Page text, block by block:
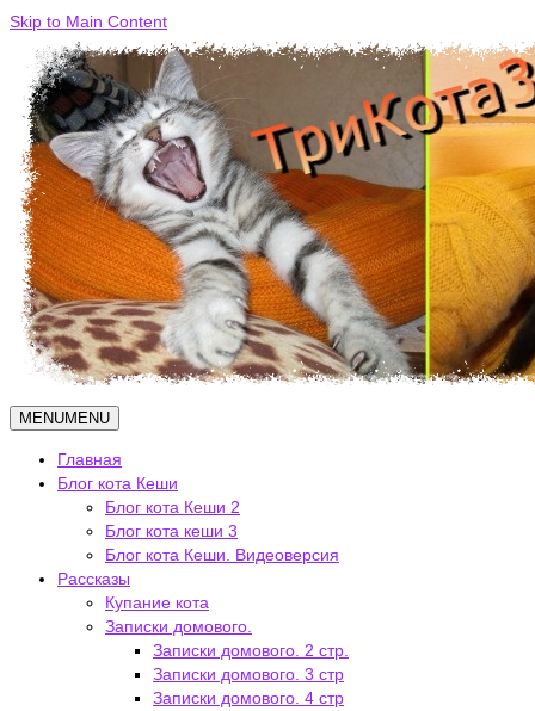
Skip to Main Content
MENUMENU
Главная
Блог кота Кеши
Блог кота Кеши 2
Блог кота кеши 3
Блог кота Кеши. Видеоверсия
Рассказы
Купание кота
Записки домового.
Записки домового. 2 стр.
Записки домового. 3 стр
Записки домового. 4 стр